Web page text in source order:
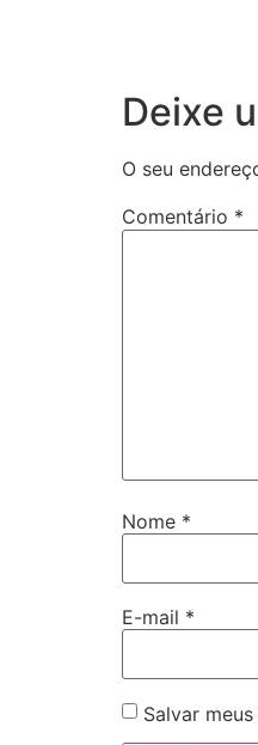
Deixe
O seu
Comentário *
Nome *
E-mail *
Salvar